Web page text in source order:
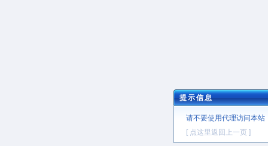
提示信息
请不要使用代理访问本站
[ 点这里返回上一页 ]